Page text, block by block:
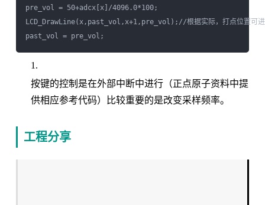
pre_vol = 50+adcx[x]/4096.0*100;
LCD_DrawLine(x,past_vol,x+1,pre_vol);//根据实际，打点位置可进
按键的控制是在外部中断中进行（正点原子资料中提
供相应参考代码）比较重要的是改变采样频率。
工程分享